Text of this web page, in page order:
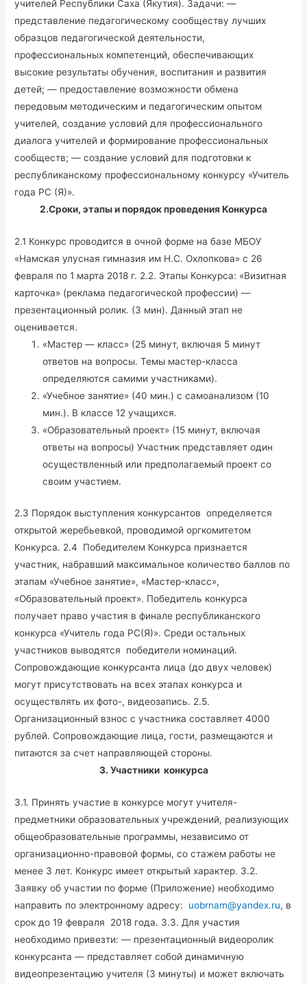
учителей Республики Саха (Якутия). Задачи: —
представление педагогическому сообществу лучших
образцов педагогической деятельности,
профессиональных компетенций, обеспечивающих
высокие результаты обучения, воспитания и развития
детей; — предоставление возможности обмена
передовым методическим и педагогическим опытом
учителей, создание условий для профессионального
диалога учителей и формирование профессиональных
сообществ; — создание условий для подготовки к
республиканскому профессиональному конкурсу «Учитель
года РС (Я)».
2.Сроки, этапы и порядок проведения Конкурса
2.1 Конкурс проводится в очной форме на базе МБОУ
«Намская улусная гимназия им Н.С. Охлопкова» с 26
февраля по 1 марта 2018 г. 2.2. Этапы Конкурса: «Визитная
карточка» (реклама педагогической профессии) —
презентационный ролик. (3 мин). Данный этап не
оценивается.
«Мастер — класс» (25 минут, включая 5 минут
ответов на вопросы. Темы мастер-класса
определяются самими участниками).
«Учебное занятие» (40 мин.) с самоанализом (10
мин.). В классе 12 учащихся.
«Образовательный проект» (15 минут, включая
ответы на вопросы) Участник представляет один
осуществленный или предполагаемый проект со
своим участием.
2.3 Порядок выступления конкурсантов определяется
открытой жеребьевкой, проводимой оргкомитетом
Конкурса. 2.4 Победителем Конкурса признается
участник, набравший максимальное количество баллов по
этапам «Учебное занятие», «Мастер-класс»,
«Образовательный проект». Победитель конкурса
получает право участия в финале республиканского
конкурса «Учитель года РС(Я)». Среди остальных
участников выводятся победители номинаций.
Сопровождающие конкурсанта лица (до двух человек)
могут присутствовать на всех этапах конкурса и
осуществлять их фото-, видеозапись. 2.5.
Организационный взнос с участника составляет 4000
рублей. Сопровождающие лица, гости, размещаются и
питаются за счет направляющей стороны.
3. Участники конкурса
3.1. Принять участие в конкурсе могут учителя-
предметники образовательных учреждений, реализующих
общеобразовательные программы, независимо от
организационно-правовой формы, со стажем работы не
менее 3 лет. Конкурс имеет открытый характер. 3.2.
Заявку об участии по форме (Приложение) необходимо
направить по электронному адресу: uobrnam@yandex.ru, в
срок до 19 февраля 2018 года. 3.3. Для участия
необходимо привезти: — презентационный видеоролик
конкурсанта — представляет собой динамичную
видеопрезентацию учителя (3 минуты) и может включать